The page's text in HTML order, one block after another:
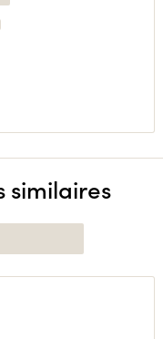
similaires